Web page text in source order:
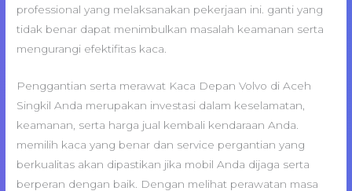
professional yang melaksanakan pekerjaan ini. ganti yang
tidak benar dapat menimbulkan masalah keamanan serta
mengurangi efektifitas kaca.
Penggantian serta merawat Kaca Depan Volvo di Aceh
Singkil Anda merupakan investasi dalam keselamatan,
keamanan, serta harga jual kembali kendaraan Anda.
memilih kaca yang benar dan service pergantian yang
berkualitas akan dipastikan jika mobil Anda dijaga serta
berperan dengan baik. Dengan melihat perawatan masa